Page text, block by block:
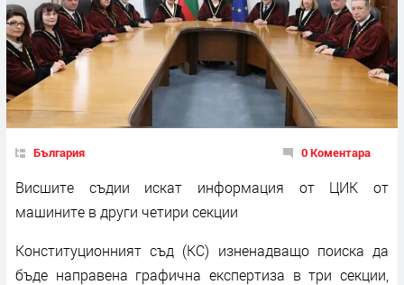
България 0 Коментара
Висшите съдии искат информация от ЦИК от
машините в други четири секции
Конституционният съд (КС) изненадващо поиска да
бъде направена графична експертиза в три секции,